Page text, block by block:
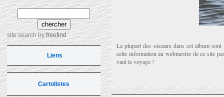
site searchbyfreefind
Liens
Cartolistes
La plupart des oiseaux dans cet album
cette information au webmestre de ce site
vaut le voyage !